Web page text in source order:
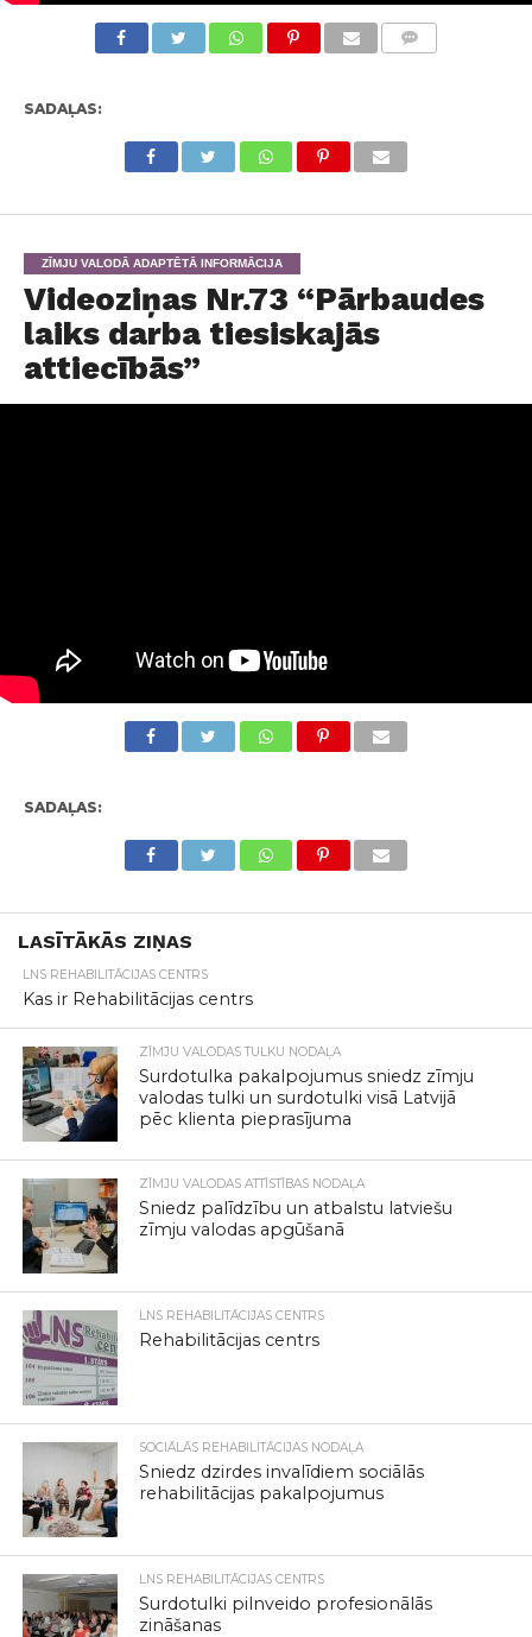
SADAĻAS:
ZĪMJU VALODĀ ADAPTĒTĀ INFORMĀCIJA
Videoziņas Nr.73 “Pārbaudes
laiks darba tiesiskajās
attiecībās”
SADAĻAS:
LASĪTĀKĀS ZIŅAS
LNS REHABILITĀCIJAS CENTRS
Kas ir Rehabilitācijas centrs
ZĪMJU VALODAS TULKU NODAĻA
Surdotulka pakalpojumus sniedz zīmju
valodas tulki un surdotulki visā Latvijā
pēc klienta pieprasījuma
ZĪMJU VALODAS ATTĪSTĪBAS NODAĻA
Sniedz palīdzību un atbalstu latviešu
zīmju valodas apgūšanā
LNS REHABILITĀCIJAS CENTRS
Rehabilitācijas centrs
SOCIĀLĀS REHABILITĀCIJAS NODAĻA
Sniedz dzirdes invalīdiem sociālās
rehabilitācijas pakalpojumus
LNS REHABILITĀCIJAS CENTRS
Surdotulki pilnveido profesionālās
zināšanas